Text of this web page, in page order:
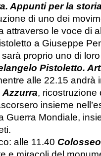
Appunti per la
di uno dei
attraverso le voce di
a Giuseppe
proprio uno di
Pistoletto.
alle 22.15 andrà
, ricostruzione
insieme
Guerra Mondiale,
alle 11.40